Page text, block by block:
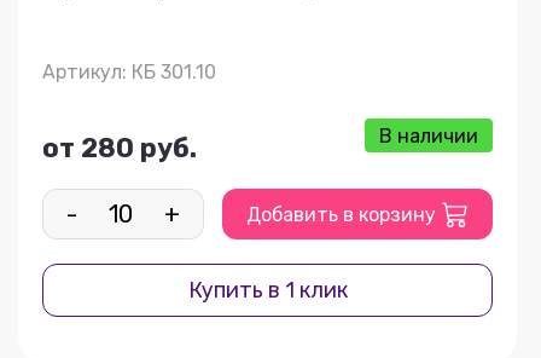
Артикул: КБ 301.10
от 280 руб. В наличии
- + Добавить в корзину
Купить в 1 клик